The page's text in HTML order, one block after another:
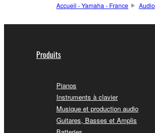
Accueil - Yamaha - France Audio
Produits
Pianos
Instruments à clavier
Musique et production audio
Guitares, Basses et Amplis